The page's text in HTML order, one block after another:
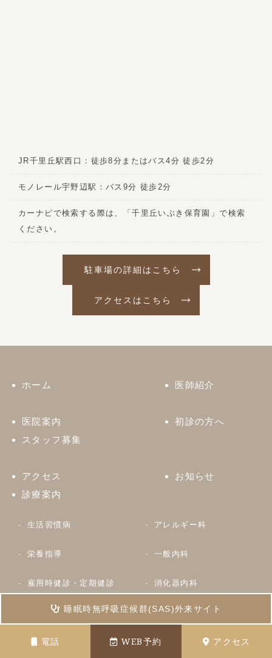
睡眠時無呼吸症候群(SAS)外来サイト
電話 WEB予約 アクセス
JR千里丘駅西口：徒歩8分またはバス4分 徒歩2分
モノレール宇野辺駅：バス9分 徒歩2分
カーナビで検索する際は、「千里丘いぶき保育園」で検索
ください。
駐車場の詳細はこちら
アクセスはこちら
ホーム 医師紹介
医院案内
スタッフ募集
初診の方へ
アクセス
お知らせ
診療案内
生活習慣病 アレルギー科
栄養指導 一般内科
雇用時健診・定期健診 消化器内科
漢方内科
点滴治療・注射【アンチエ
イジング】